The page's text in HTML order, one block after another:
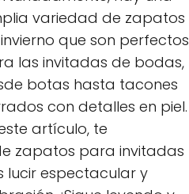
variedad de zapatos
que son perfectos
las invitadas de bodas,
botas hasta tacones
con detalles en piel.
artículo, te
zapatos para invitadas
lucir espectacular y